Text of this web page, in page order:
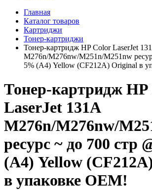
Главная
Каталог товаров
Картриджи
Тонер-картриджи
Тонер-картридж HP Color LaserJet
M276n/M276nw/M251n/M251nw
5% (A4) Yellow (CF212A) Original в
Тонер-картридж
LaserJet 131A
M276n/M276nw/
ресурс ~ до 700 стр
(A4) Yellow
в упаковке OEM!